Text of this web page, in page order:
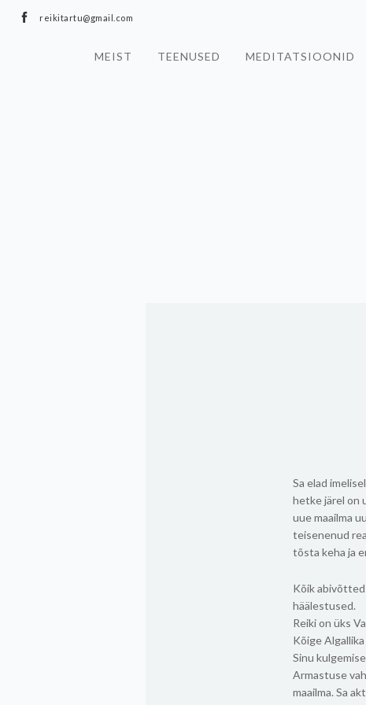
reikitartu@gmail.com
MEIST TEENUSED MEDITATSIOONID
Sa elad
hetke järel on
uue maailma
teisenenud
tõsta keha ja
Kõik abivõtted
häälestused.
Reiki on üks
Kõige
Sinu
Armastuse
maailma. Sa